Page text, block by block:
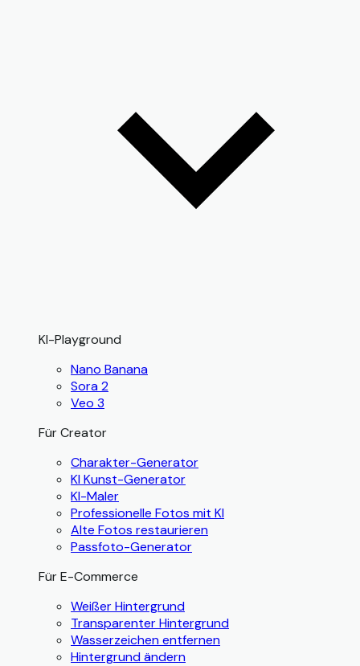
KI-Playground
Nano Banana
Sora 2
Veo 3
Für Creator
Charakter-Generator
KI Kunst-Generator
KI-Maler
Professionelle Fotos mit KI
Alte Fotos restaurieren
Passfoto-Generator
Für E-Commerce
Weißer Hintergrund
Transparenter Hintergrund
Wasserzeichen entfernen
Hintergrund ändern